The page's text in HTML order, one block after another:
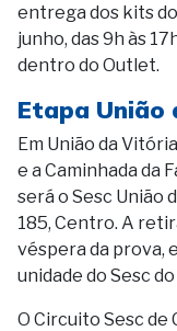
entrega dos kits
junho, das 9h às
dentro do Outlet.
Etapa União
Em União da
e a Caminhada da
será o Sesc União
185, Centro. A
véspera da prova,
unidade do Sesc
O Circuito Sesc